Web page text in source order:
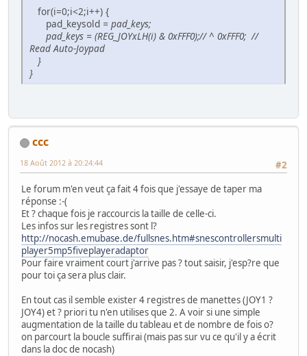
for(i=0;i<2;i++) {
pad_keysold = pad_keys;
pad_keys = (REG_JOYxLH(i) & 0xFFF0);// ^ 0xFFF0; //
Read Auto-Joypad
}
}
ccc
#2
18 Août 2012 à 20:24:44
Le forum m'en veut ça fait 4 fois que j'essaye de taper ma
réponse :-(
Et ? chaque fois je raccourcis la taille de celle-ci.
Les infos sur les registres sont l?
http://nocash.emubase.de/fullsnes.htm#snescontrollersmulti
player5mp5fiveplayeradaptor
Pour faire vraiment court j'arrive pas ? tout saisir, j'esp?re que
pour toi ça sera plus clair.
En tout cas il semble exister 4 registres de manettes (JOY1 ?
JOY4) et ? priori tu n'en utilises que 2. A voir si une simple
augmentation de la taille du tableau et de nombre de fois o?
on parcourt la boucle suffirai (mais pas sur vu ce qu'il y a écrit
dans la doc de nocash)